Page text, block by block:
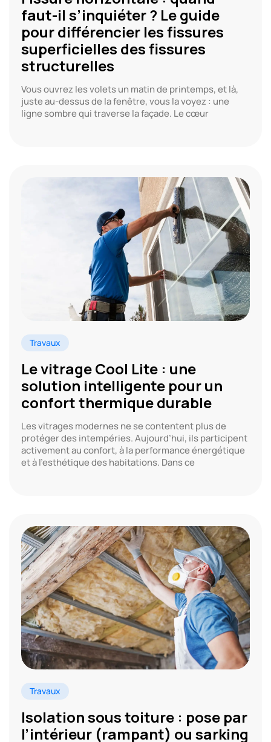
faut-il s’inquiéter ? Le guide
pour différencier les fissures
superficielles des fissures
structurelles
Vous ouvrez les volets un matin de printemps, et là,
juste au-dessus de la fenêtre, vous la voyez : une
ligne sombre qui traverse la façade. Le cœur
Travaux
Le vitrage Cool Lite : une
solution intelligente pour un
confort thermique durable
Les vitrages modernes ne se contentent plus de
protéger des intempéries. Aujourd’hui, ils participent
activement au confort, à la performance énergétique
et à l’esthétique des habitations. Dans ce
Travaux
Isolation sous toiture : pose par
l’intérieur (rampant) ou sarking